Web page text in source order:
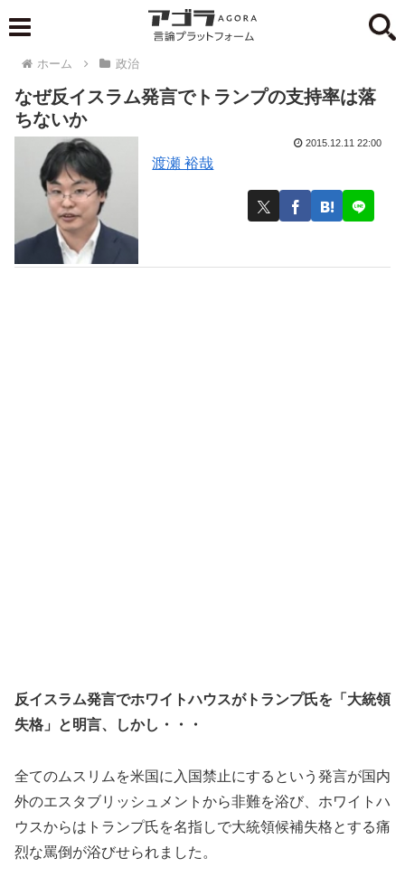
ホーム 政治
なぜ反イスラム発言でトランプの支持率は落
ちないか
渡瀬 裕哉
2015.12.11 22:00
反イスラム発言でホワイトハウスがトランプ氏を「大統領
失格」と明言、しかし・・・
全てのムスリムを米国に入国禁止にするという発言が国内
外のエスタブリッシュメントから非難を浴び、ホワイトハ
ウスからはトランプ氏を名指しで大統領候補失格とする痛
烈な罵倒が浴びせられました。